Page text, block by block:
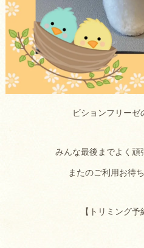
ビションフリー
みんな最後までよく
またのご利用お待
【トリミング予